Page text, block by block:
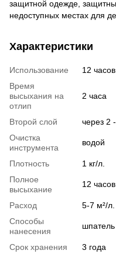
защитной одежде,
недоступных местах для
Характеристики
Использование
12 часов
Время
высыхания на
отлип
2 часа
Второй слой
через 2
Очистка
инструмента
водой
Плотность
1 кг/л.
Полное
высыхание
12 часов
Расход
5-7 м²/л.
Способы
нанесения
шпатель
Срок хранения
3 года